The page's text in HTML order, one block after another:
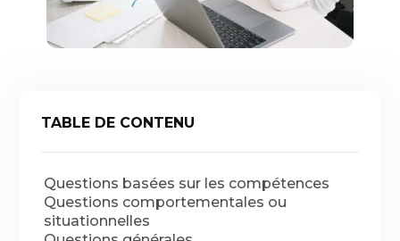
TABLE DE CONTENU
Questions basées sur les compétences
Questions comportementales ou
situationnelles